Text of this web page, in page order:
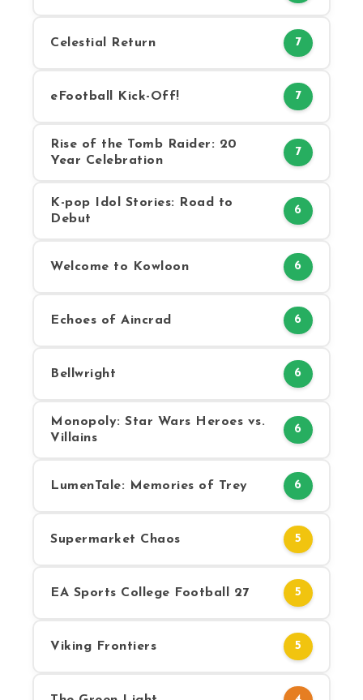
Celestial Return 7
eFootball Kick-Off! 7
Rise of the Tomb Raider: 20
Year Celebration
7
K-pop Idol Stories: Road to
Debut
6
Welcome to Kowloon 6
Echoes of Aincrad 6
Bellwright 6
Monopoly: Star Wars Heroes vs.
Villains
6
LumenTale: Memories of Trey 6
Supermarket Chaos 5
EA Sports College Football 27 5
Viking Frontiers 5